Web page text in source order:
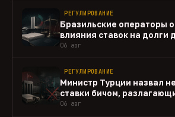
РЕГУЛИРОВАНИЕ
Бразильские операторы
влияния ставок на долги
06 авг
РЕГУЛИРОВАНИЕ
Министр Турции назвал
ставки бичом,
06 авг